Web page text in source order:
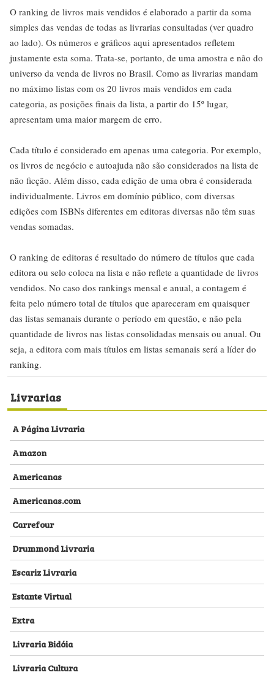
O ranking de livros mais vendidos é elaborado a partir da soma
simples das vendas de todas as livrarias consultadas (ver quadro
ao lado). Os números e gráficos aqui apresentados refletem
justamente esta soma. Trata-se, portanto, de uma amostra e não do
universo da venda de livros no Brasil. Como as livrarias mandam
no máximo listas com os 20 livros mais vendidos em cada
categoria, as posições finais da lista, a partir do 15º lugar,
apresentam uma maior margem de erro.
Cada título é considerado em apenas uma categoria. Por exemplo,
os livros de negócio e autoajuda não são considerados na lista de
não ficção. Além disso, cada edição de uma obra é considerada
individualmente. Livros em domínio público, com diversas
edições com ISBNs diferentes em editoras diversas não têm suas
vendas somadas.
O ranking de editoras é resultado do número de títulos que cada
editora ou selo coloca na lista e não reflete a quantidade de livros
vendidos. No caso dos rankings mensal e anual, a contagem é
feita pelo número total de títulos que apareceram em quaisquer
das listas semanais durante o período em questão, e não pela
quantidade de livros nas listas consolidadas mensais ou anual. Ou
seja, a editora com mais títulos em listas semanais será a líder do
ranking.
Livrarias
A Página Livraria
Amazon
Americanas
Americanas.com
Carrefour
Drummond Livraria
Escariz Livraria
Estante Virtual
Extra
Livraria Bidóia
Livraria Cultura